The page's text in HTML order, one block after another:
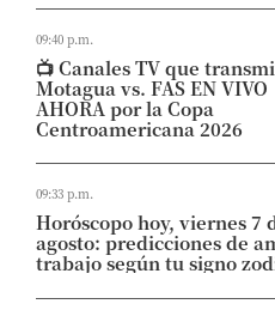
09:40 p.m.
📺 Canales TV que
Motagua vs. FAS EN VIVO
AHORA por la Copa
Centroamericana 2026
09:33 p.m.
Horóscopo hoy, viernes 7
agosto: predicciones de
trabajo según tu signo